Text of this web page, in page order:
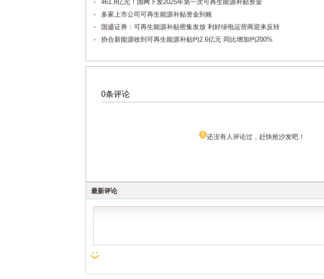
461.8亿元！国网下发2025年第一次可再生能源补贴资金
多家上市公司可再生能源补贴资金到账
国盛证券：可再生能源补贴密集发放 利好绿电运营商迎来反转
协合新能源收到可再生能源补贴约2.6亿元 同比增加约200%
0条评论
还没有人评论过，赶快抢沙发吧！
最新评论